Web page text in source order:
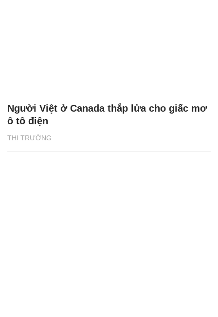
THỊ TRƯỜNG
Người Việt ở Canada thắp lửa cho giấc mơ
ô tô điện